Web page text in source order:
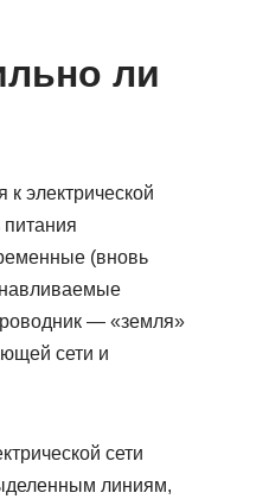
ли
электрической
питания
(вновь
— «земля»
сети и
сети
линиям,